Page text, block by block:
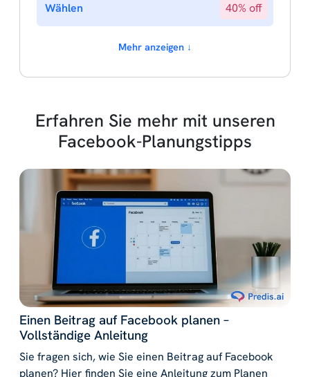
Wählen 40% off
Mehr anzeigen ↓
Erfahren Sie mehr mit unseren
Facebook-Planungstipps
Einen Beitrag auf Facebook planen –
Vollständige Anleitung
Sie fragen sich, wie Sie einen Beitrag auf Facebook
planen? Hier finden Sie eine Anleitung zum Planen